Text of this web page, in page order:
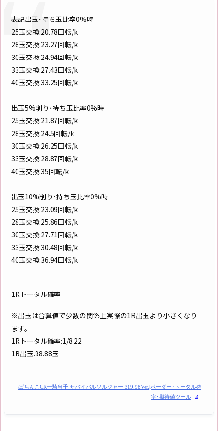
表記出玉･持ち玉比率0%時
25玉交換:20.78回転/k
28玉交換:23.27回転/k
30玉交換:24.94回転/k
33玉交換:27.43回転/k
40玉交換:33.25回転/k
出玉5%削り･持ち玉比率0%時
25玉交換:21.87回転/k
28玉交換:24.5回転/k
30玉交換:26.25回転/k
33玉交換:28.87回転/k
40玉交換:35回転/k
出玉10%削り･持ち玉比率0%時
25玉交換:23.09回転/k
28玉交換:25.86回転/k
30玉交換:27.71回転/k
33玉交換:30.48回転/k
40玉交換:36.94回転/k
1Rトータル確率
※出玉は合算値で少数の関係上実際の1R出玉より小さくなり
ます。
1Rトータル確率:1/8.22
1R出玉:98.88玉
ぱちんこCR一騎当千 サバイバルソルジャー 319.98Ver.|ボーダー･トータル確
率･期待値ツール